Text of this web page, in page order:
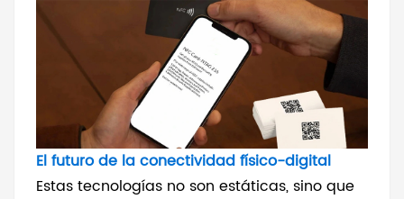
El futuro de la conectividad físico-digital
Estas tecnologías no son estáticas, sino que